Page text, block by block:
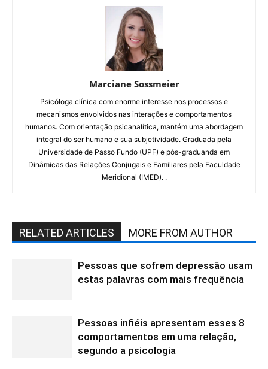
Marciane Sossmeier
Psicóloga clínica com enorme interesse nos processos e
mecanismos envolvidos nas interações e comportamentos
humanos. Com orientação psicanalítica, mantém uma abordagem
integral do ser humano e sua subjetividade. Graduada pela
Universidade de Passo Fundo (UPF) e pós-graduanda em
Dinâmicas das Relações Conjugais e Familiares pela Faculdade
Meridional (IMED). .
RELATED ARTICLES MORE FROM AUTHOR
Pessoas que sofrem depressão usam
estas palavras com mais frequência
Pessoas infiéis apresentam esses 8
comportamentos em uma relação,
segundo a psicologia